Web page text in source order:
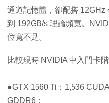
通道記憶體，卻配搭 12GHz
到 192GB/s 理論頻寬。
位寬不足。
比較現時 NVIDIA 中入門卡
●GTX 1660 Ti：1,536
GDDR6；